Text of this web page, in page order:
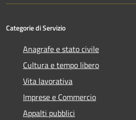
Categorie di Servizio
Anagrafe e stato civile
Cultura e tempo libero
Vita lavorativa
Imprese e Commercio
Appalti pubblici